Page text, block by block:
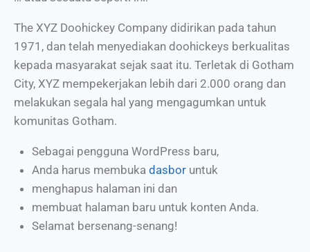
The XYZ Doohickey Company didirikan pada tahun
1971, dan telah menyediakan doohickeys berkualitas
kepada masyarakat sejak saat itu. Terletak di Gotham
City, XYZ mempekerjakan lebih dari 2.000 orang dan
melakukan segala hal yang mengagumkan untuk
komunitas Gotham.
Sebagai pengguna WordPress baru,
Anda harus membuka dasboruntuk
menghapus halaman ini dan
membuat halaman baru untuk konten Anda.
Selamat bersenang-senang!